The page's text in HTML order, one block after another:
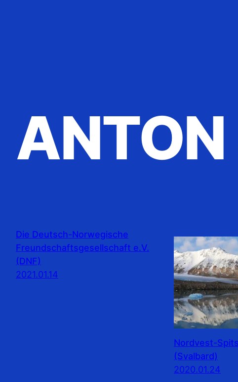
Die Deutsch-Norwegische
Freundschaftsgesellschaft e.V.
(DNF)
2021.01.14
Nordvest-
(Svalbard)
2020.01.24